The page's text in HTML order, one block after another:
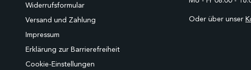
Widerrufsformular
Versand und Zahlung
Impressum
Erklärung zur Barrierefreiheit
Cookie-Einstellungen
Oder über unser